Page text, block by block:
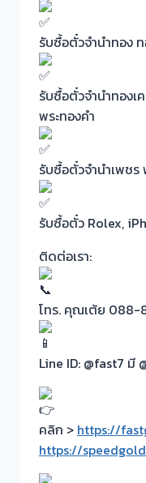
รับซื้อตั๋วจำนำทอง
รับซื้อตั๋วจำนำทองเ
พระทองคำ
รับซื้อตั๋วจำนำเพชร
รับซื้อตั๋ว Rolex,
ติดต่อเรา:
โทร. คุณเต้ย 088-
Line ID: @fast7 มี
คลิก > https://
https://